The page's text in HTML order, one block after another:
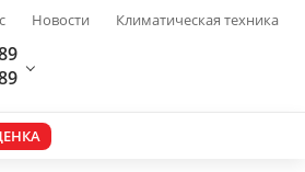
Новости Климатическая техника